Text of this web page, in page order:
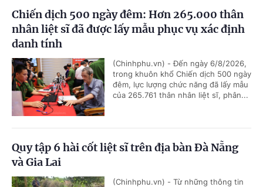
Chiến dịch 500 ngày đêm: Hơn 265.000 thân
nhân liệt sĩ đã được lấy mẫu phục vụ xác định
danh tính
(Chinhphu.vn) - Đến ngày 6/8/2026,
trong khuôn khổ Chiến dịch 500 ngày
đêm, lực lượng chức năng đã lấy mẫu
của 265.761 thân nhân liệt sĩ, phân...
Quy tập 6 hài cốt liệt sĩ trên địa bàn Đà Nẵng
và Gia Lai
(Chinhphu.vn) - Từ những thông tin